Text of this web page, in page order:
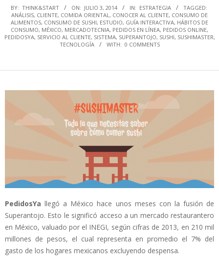
BY: THINK&START ON: JULIO 3, 2014 IN: ESTRATEGIA
TAGGED:
ANÁLISIS, CLIENTE, COMIDA ORIENTAL, CONOCER AL CLIENTE, CONSUMO DE
ALIMENTOS, CONSUMO DE SUSHI, ESTUDIO, GUÍA INTERACTIVA, HÁBITOS DE
CONSUMO, MÉXICO, MERCADOTECNIA, PEDIDOS EN LÍNEA, PEDIDOS ONLINE,
PEDIDOSYA, SERVICIO AL CLIENTE, SISTEMA, SUPERANTOJO, SUSHI, SUSHIMASTER,
TECNOLOGÍA
WITH: 0 COMMENTS
PedidosYa llegó a México hace unos meses con la fusión de
Superantojo. Esto le significó acceso a un mercado restaurantero
en México, valuado por el INEGI, según cifras de 2013, en 210 mil
millones de pesos, el cual representa en promedio el 7% del
gasto de los hogares mexicanos excluyendo despensa.